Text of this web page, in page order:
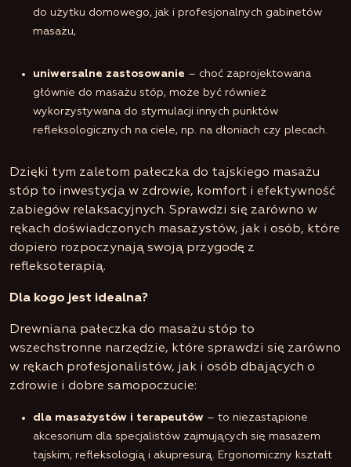
do użytku domowego, jak i profesjonalnych gabinetów
masażu,
uniwersalne zastosowanie – choć zaprojektowana
głównie do masażu stóp, może być również
wykorzystywana do stymulacji innych punktów
refleksologicznych na ciele, np. na dłoniach czy plecach.
Dzięki tym zaletom pałeczka do tajskiego masażu
stóp to inwestycja w zdrowie, komfort i efektywność
zabiegów relaksacyjnych. Sprawdzi się zarówno w
rękach doświadczonych masażystów, jak i osób, które
dopiero rozpoczynają swoją przygodę z
refleksoterapią.
Dla kogo jest idealna?
Drewniana pałeczka do masażu stóp to
wszechstronne narzędzie, które sprawdzi się zarówno
w rękach profesjonalistów, jak i osób dbających o
zdrowie i dobre samopoczucie:
dla masażystów i terapeutów – to niezastąpione
akcesorium dla specjalistów zajmujących się masażem
tajskim, refleksologią i akupresurą. Ergonomiczny kształt